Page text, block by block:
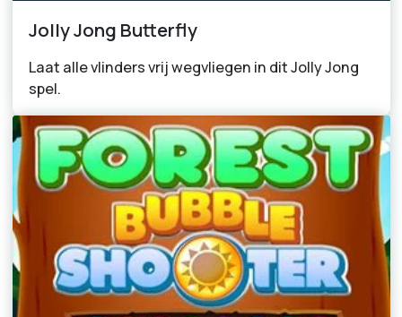
Jolly Jong Butterfly
Laat alle vlinders vrij wegvliegen in dit Jolly Jong
spel.